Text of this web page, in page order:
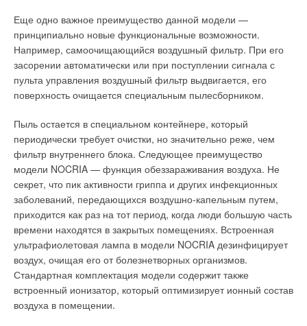
Еще одно важное преимущество данной модели —
принципиально новые функциональные возможности.
Например, самоочищающийся воздушный фильтр. При его
засорении автоматически или при поступлении сигнала с
пульта управления воздушный фильтр выдвигается, его
поверхность очищается специальным пылесборником.
Пыль остается в специальном контейнере, который
периодически требует очистки, но значительно реже, чем
фильтр внутреннего блока. Следующее преимущество
модели NOCRIA — функция обеззараживания воздуха. Не
секрет, что пик активности гриппа и других инфекционных
заболеваний, передающихся воздушно-капельным путем,
приходится как раз на тот период, когда люди большую часть
времени находятся в закрытых помещениях. Встроенная
ультрафиолетовая лампа в модели NOCRIA дезинфицирует
воздух, очищая его от болезнетворных организмов.
Стандартная комплектация модели содержит также
встроенный ионизатор, который оптимизирует ионный состав
воздуха в помещении.
водоснабжение, т.е. предоставляют потребителю и
теплоснабжающей организации (ТСО) лишь информацию о
работе системы отопления.
Очевидно, что для того, чтобы экономить, кроме сбора
информации о теплопотреблении необходимо еще
что до недавнего времени представляло основную
трудность, т.к. система, осуществляющая такое
регулирование, должна быть автоматической, потому что
«ручное» управление неэффективно.
Создание электронной компоненты такого рода систем
(регуляторов) технически не самая сложная задача,
проблемы при создании регуляторов возникают на стадии
выбора «идеологии», которую реализует регулятор. И
именно на стадии выбора «идеологии» работы регулятора
предрешается то, насколько эффективно будет
регулирование и будет ли оно в принципе возможно, т.е.
сможет ли регулятор удовлетворить требования,